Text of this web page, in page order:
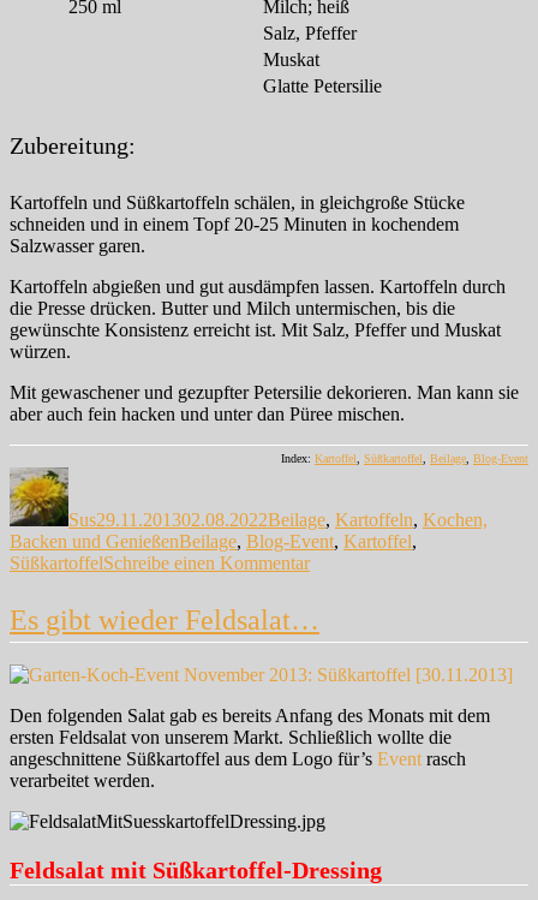
250 ml
Milch; heiß
Salz, Pfeffer
Muskat
Glatte Petersilie
Zubereitung:
Kartoffeln und Süßkartoffeln schälen, in gleichgroße Stücke
schneiden und in einem Topf 20-25 Minuten in kochendem
Salzwasser garen.
Kartoffeln abgießen und gut ausdämpfen lassen. Kartoffeln durch
die Presse drücken. Butter und Milch untermischen, bis die
gewünschte Konsistenz erreicht ist. Mit Salz, Pfeffer und Muskat
würzen.
Mit gewaschener und gezupfter Petersilie dekorieren. Man kann sie
aber auch fein hacken und unter dan Püree mischen.
Index: Kartoffel Süßkartoffel Beilage Blog-Event
Autor
Sus29.11.201302.08.2022Beilage, Kartoffeln, Kochen,
Backen und GenießenSchlagwörter
Beilage, Blog-Event, Kartoffel,
SüßkartoffelSchreibe einen Kommentarzu
reloaded…
Es gibt wieder Feldsalat…
Den folgenden Salat gab es bereits Anfang des Monats mit dem
ersten Feldsalat von unserem Markt. Schließlich wollte die
angeschnittene Süßkartoffel aus dem Logo für’s Event rasch
verarbeitet werden.
Feldsalat mit Süßkartoffel-Dressing